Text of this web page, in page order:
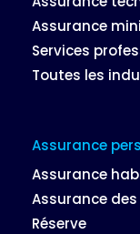
Assurance
Services
Toutes les
Assurance
Assurance
Assurance
Réserve